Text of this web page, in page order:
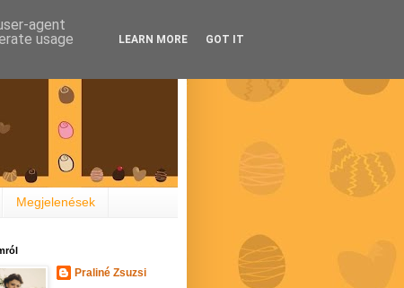
Megjelenések
Praliné Zsuzsi
agent
usage
LEARN MORE GOT IT